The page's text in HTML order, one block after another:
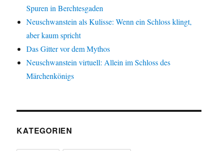
Spuren in Berchtesgaden
Neuschwanstein als Kulisse: Wenn ein Schloss klingt,
aber kaum spricht
Das Gitter vor dem Mythos
Neuschwanstein virtuell: Allein im Schloss des
Märchenkönigs
KATEGORIEN